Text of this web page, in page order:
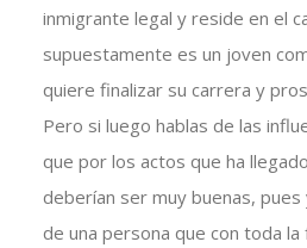
inmigrante legal y reside en el
supuestamente es un joven
quiere finalizar su carrera y
Pero si luego hablas de las
que por los actos que ha
deberían ser muy buenas,
de una persona que con toda